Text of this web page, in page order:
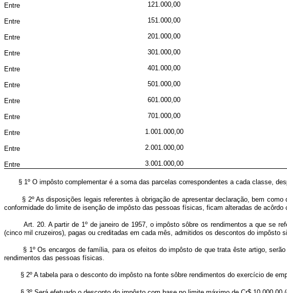
Entre
Entre
Entre
Entre
Entre
Entre
Entre
Entre
Entre
Entre
Entre
121.000,00
151.000,00
201.000,00
301.000,00
401.000,00
501.000,00
601.000,00
701.000,00
1.001.000,00
2.001.000,00
3.001.000,00
§ 1º O impôsto complementar é a soma das parcelas correspondentes a cada classe,
§ 2º As disposições legais referentes à obrigação de apresentar declaração, bem
conformidade do limite de isenção de impôsto das pessoas físicas, ficam alteradas de acôrdo
Art. 20. A partir de 1º de janeiro de 1957, o impôsto sôbre os rendimentos a que se
(cinco mil cruzeiros), pagas ou creditadas em cada mês, admitidos os descontos do impôsto
§ 1º Os encargos de família, para os efeitos do impôsto de que trata êste artigo,
rendimentos das pessoas físicas.
§ 2º A tabela para o desconto do impôsto na fonte sôbre rendimentos do exercício de